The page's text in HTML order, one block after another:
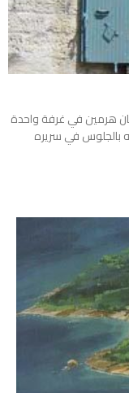
هرمين في غرفة واحدة
في سريره